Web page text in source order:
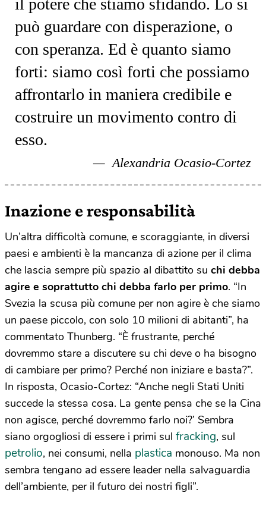
il potere che stiamo sfidando. Lo si
può guardare con disperazione, o
con speranza. Ed è quanto siamo
forti: siamo così forti che possiamo
affrontarlo in maniera credibile e
costruire un movimento contro di
esso.
Alexandria Ocasio-Cortez
Inazione e responsabilità
Un’altra difficoltà comune, e scoraggiante, in diversi
paesi e ambienti è la mancanza di azione per il clima
che lascia sempre più spazio al dibattito su chi debba
agire e soprattutto chi debba farlo per primo. “In
Svezia la scusa più comune per non agire è che siamo
un paese piccolo, con solo 10 milioni di abitanti”, ha
commentato Thunberg. “È frustrante, perché
dovremmo stare a discutere su chi deve o ha bisogno
di cambiare per primo? Perché non iniziare e basta?”.
In risposta, Ocasio-Cortez: “Anche negli Stati Uniti
succede la stessa cosa. La gente pensa che se la Cina
non agisce, perché dovremmo farlo noi?’ Sembra
siano orgogliosi di essere i primi sul fracking, sul
petrolio, nei consumi, nella plastica monouso. Ma non
sembra tengano ad essere leader nella salvaguardia
dell’ambiente, per il futuro dei nostri figli”.